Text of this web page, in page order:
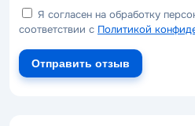
Я согласен на обработку
соответствии с Политикой
Отправить отзыв